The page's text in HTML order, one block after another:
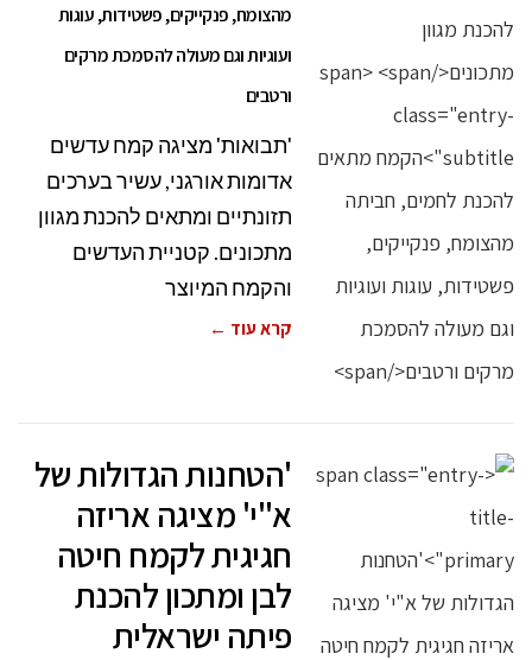
מהצומח, פנקייקים, פשטידות, עוגות
ועוגיות וגם מעולה להסמכת מרקים
ורטבים
'תבואות' מציגה קמח עדשים
אדומות אורגני, עשיר בערכים
תזונתיים ומתאים להכנת מגוון
מתכונים. קטניית העדשים
והקמח המיוצר
קרא עוד ←
'הטחנות הגדולות של
א"י' מציגה אריזה
חגיגית לקמח חיטה
לבן ומתכון להכנת
פיתה ישראלית